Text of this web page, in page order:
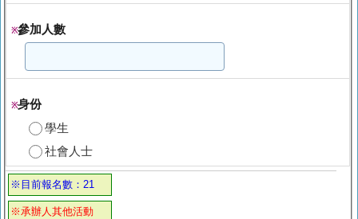
※參加人數
※身份
學生
社會人士
※目前報名數：21
※承辦人其他活動